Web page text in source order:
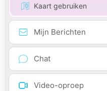
Kaart gebruiken
Mijn Berichten
Chat
Video-oproep